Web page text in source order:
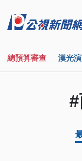
總預算審查 漢光